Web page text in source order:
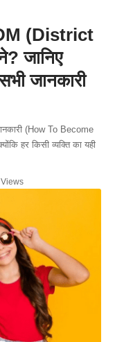
DM (District
जानिए
जानकारी
(How To Become
हर किसी व्यक्ति का यही